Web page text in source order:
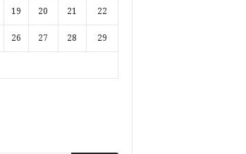
19 20 21 22
26 27 28 29